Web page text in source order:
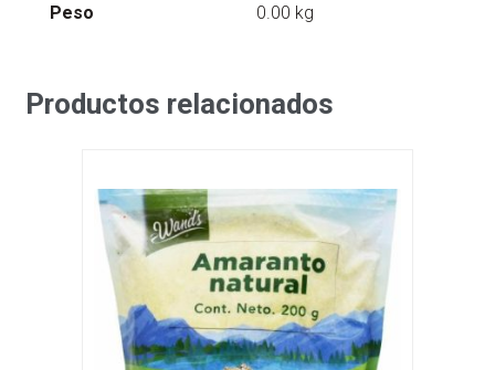
Peso 0.00 kg
Productos relacionados